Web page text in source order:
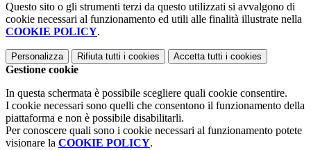
Questo sito o gli strumenti terzi da questo utilizzati si avvalgono di
cookie necessari al funzionamento ed utili alle finalità illustrate nella
COOKIE POLICY.
Personalizza Rifiuta tutti i cookies Accetta tutti i cookies
Gestione cookie
In questa schermata è possibile scegliere quali cookie consentire.
I cookie necessari sono quelli che consentono il funzionamento della
piattaforma e non è possibile disabilitarli.
Per conoscere quali sono i cookie necessari al funzionamento potete
visionare la COOKIE POLICY.